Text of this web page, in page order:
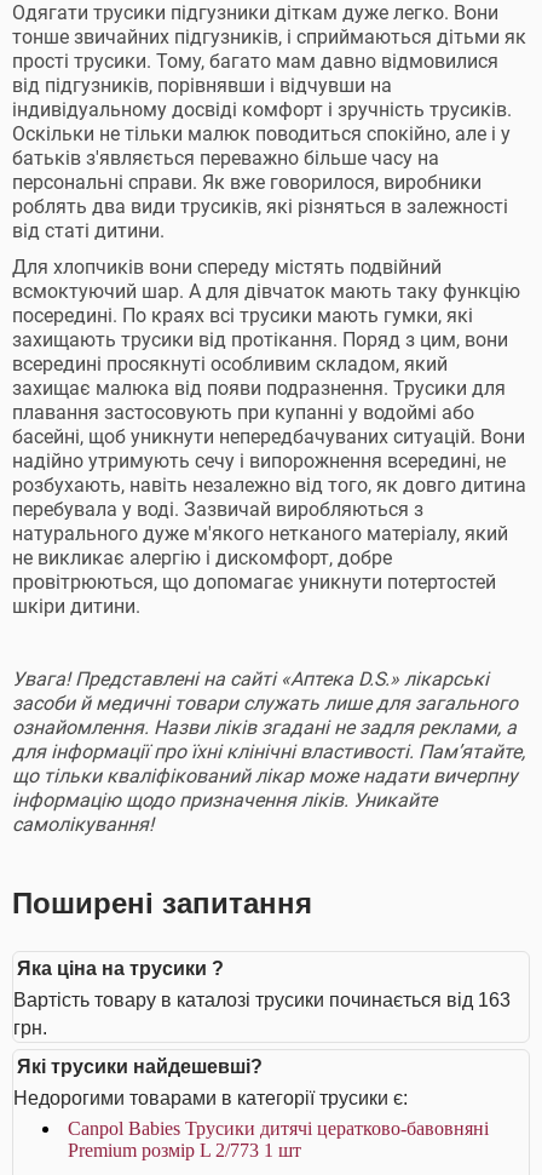
Одягати трусики підгузники діткам дуже легко. Вони
тонше звичайних підгузників, і сприймаються дітьми як
прості трусики. Тому, багато мам давно відмовилися
від підгузників, порівнявши і відчувши на
індивідуальному досвіді комфорт і зручність трусиків.
Оскільки не тільки малюк поводиться спокійно, але і у
батьків з'являється переважно більше часу на
персональні справи. Як вже говорилося, виробники
роблять два види трусиків, які різняться в залежності
від статі дитини.
Для хлопчиків вони спереду містять подвійний
всмоктуючий шар. А для дівчаток мають таку функцію
посередині. По краях всі трусики мають гумки, які
захищають трусики від протікання. Поряд з цим, вони
всередині просякнуті особливим складом, який
захищає малюка від появи подразнення. Трусики для
плавання застосовують при купанні у водоймі або
басейні, щоб уникнути непередбачуваних ситуацій. Вони
надійно утримують сечу і випорожнення всередині, не
розбухають, навіть незалежно від того, як довго дитина
перебувала у воді. Зазвичай виробляються з
натурального дуже м'якого нетканого матеріалу, який
не викликає алергію і дискомфорт, добре
провітрюються, що допомагає уникнути потертостей
шкіри дитини.
Увага! Представлені на сайті «Аптека D.S.» лікарські
засоби й медичні товари служать лише для загального
ознайомлення. Назви ліків згадані не задля реклами, а
для інформації про їхні клінічні властивості. Пам’ятайте,
що тільки кваліфікований лікар може надати вичерпну
інформацію щодо призначення ліків. Уникайте
самолікування!
Поширені запитання
Яка ціна на трусики ?
Вартість товару в каталозі трусики починається від 163
грн.
Які трусики найдешевші?
Недорогими товарами в категорії трусики є:
Canpol Babies Трусики дитячі цератково-бавовняні
Premium розмір L 2/773 1 шт